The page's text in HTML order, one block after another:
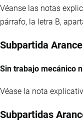
Véanse las notas
párrafo, la letra B,
Subpartida
Sin trabajo mecánico
Véase la nota
Subpartidas